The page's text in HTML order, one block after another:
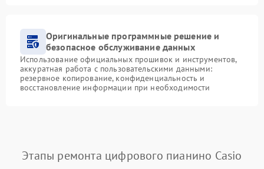
Оригинальные программные решение и
безопасное обслуживание данных
Использование официальных прошивок и инструментов,
аккуратная работа с пользовательскими данными:
резервное копирование, конфиденциальность и
восстановление информации при необходимости
Этапы ремонта цифрового пианино Casio